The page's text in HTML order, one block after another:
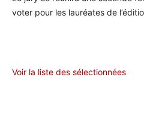
voter pour les lauréates de
Voir la liste des sélectionnées